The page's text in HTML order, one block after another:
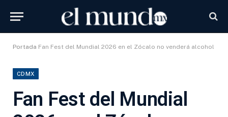
Portada Fan Fest del Mundial 2026 en el Zócalo no venderá alcohol
CDMX
Fan Fest del Mundial